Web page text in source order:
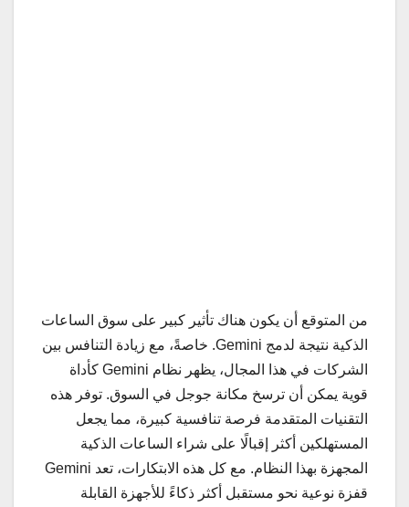
من المتوقع أن يكون هناك تأثير كبير على سوق الساعات
الذكية نتيجة لدمج Gemini. خاصةً، مع زيادة التنافس بين
الشركات في هذا المجال، يظهر نظام Gemini كأداة
قوية يمكن أن ترسخ مكانة جوجل في السوق. توفر هذه
التقنيات المتقدمة فرصة تنافسية كبيرة، مما يجعل
المستهلكين أكثر إقبالًا على شراء الساعات الذكية
المجهزة بهذا النظام. مع كل هذه الابتكارات، تعد Gemini
قفزة نوعية نحو مستقبل أكثر ذكاءً للأجهزة القابلة